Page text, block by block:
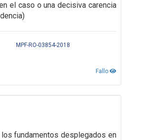
el caso o una decisiva carencia
MPF-RO-03854-2018
Fallo
fundamentos desplegados en